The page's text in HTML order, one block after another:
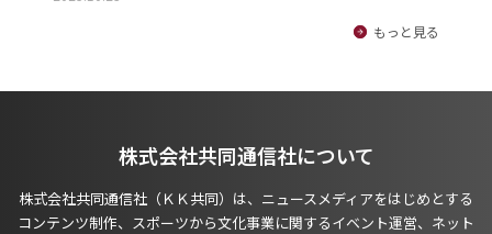
もっと見る
株式会社共同通信社について
株式会社共同通信社（ＫＫ共同）は、ニュースメディアをはじめとする
コンテンツ制作、スポーツから文化事業に関するイベント運営、ネット